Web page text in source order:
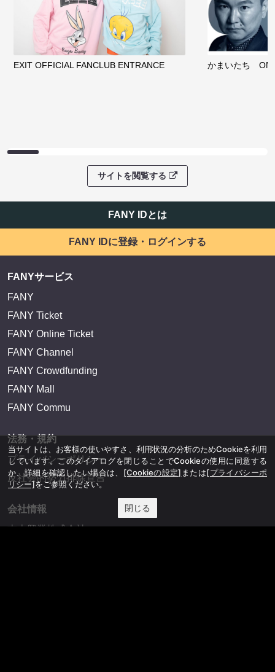
EXIT OFFICIAL FANCLUB ENTRANCE かまいたち
サイトを閲覧する
FANY IDとは
FANY IDに登録・ログインする
FANYサービス
FANY
FANY Ticket
FANY Online Ticket
FANY Channel
FANY Crowdfunding
FANY Mall
FANY Commu
法務・規約
プライバシーポリシー
反社会的勢力排除宣言
会社情報
吉本興業株式会社
当サイトは、お客様の使いやすさ、利用状況の分析のためCookieを利用
しています。このダイアログを閉じることでCookieの使用に同意する
か、詳細を確認したい場合は、 [Cookieの設定] または[プライバシーポ
リシー]をご参照ください。
閉じる